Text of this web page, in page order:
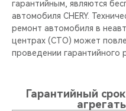
гарантийным, являются
автомобиля CHERY.
ремонт автомобиля в
центрах (СТО) может
проведении гарантийного
Гарантийный